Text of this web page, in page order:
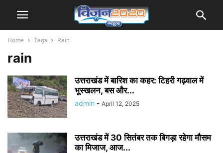
Home Tags Rain
rain
उत्तराखंड में बारिश का कहर: टिहरी गढ़वाल में
भूस्खलन, बस और...
admin - April 12, 2025
उत्तराखंड में 30 सितंबर तक बिगड़ा रहेगा मौसम
का मिजाज, आज...